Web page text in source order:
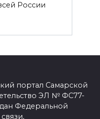
России
портал Самарской
ЭЛ № ФС77-
Федеральной